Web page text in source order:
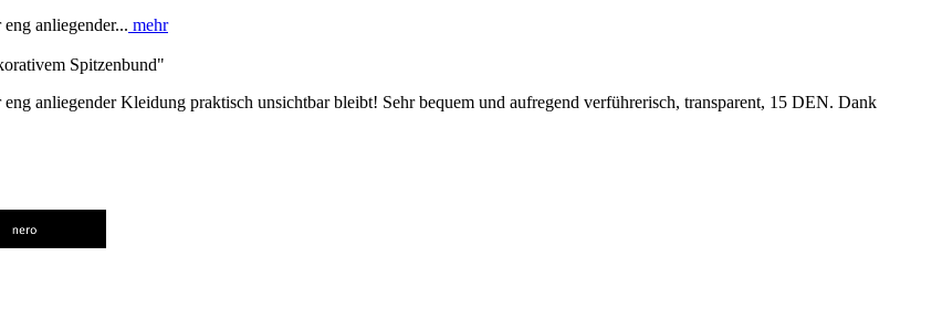
anliegender... mehr
Spitzenbund"
anliegender Kleidung praktisch unsichtbar bleibt! Sehr bequem und aufregend verführerisch, transparent, 15 DEN. Dank